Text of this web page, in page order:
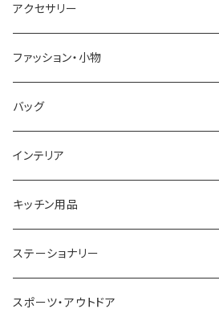
CASIO
GRANDEUR
COGU
GAGA MILANO
CACTUS
TIMEX
NIXON
DANIEL WELLINGTON
LACOSTE
DIESEL
MICHAEL KORS
NO BRAND
SONNE
DUCT
TRANSNUMBER
SAAMA HOMME
ARNOLD PALMER
MICHAEL KORS
DIESEL
アクセサリー
GUCCI
TIFFANY&CO
FOLLI FOLLIE
POLICE
PAUL HEWITT
22designstudio
ファッション・小物
DAKS
栃木レザー
NIKE
DUNHILL
NEWYORKER
バッグ
MANHATTAN PORTAGE
United HOMME
RODANIA
BEAMZSQUARE
インテリア
CRYSTOCRAFT
SEIKO
CITIZEN
キッチン用品
I'mD
Helios
ステーショナリー
LAMY
スポーツ・アウトドア